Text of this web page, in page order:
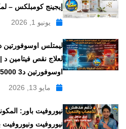
إيجينج كومبلكس –
يونيو 1, 2026
لعلاج نقص فيتامين د
اوسوفورتين د3 5000؟
مايو 13, 2026
نيوروفيت باور:
نيوروفيت